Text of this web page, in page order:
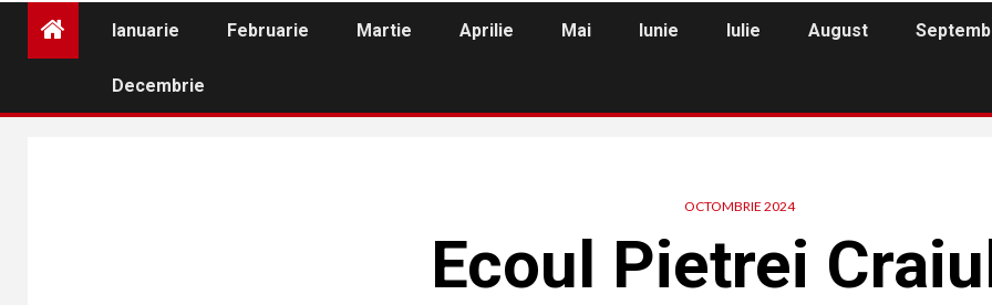
Ianuarie Februarie Martie Aprilie Mai Iunie Iulie August
Decembrie
OCTOMBRIE 2024
Ecoul Pietrei